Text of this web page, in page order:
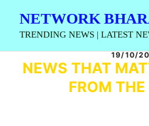
NETWORK
TRENDING NEWS | LATEST
19/10/
NEWS THAT
FROM